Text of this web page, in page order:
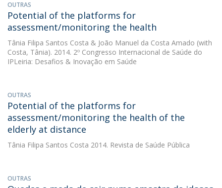
OUTRAS
Potential of the platforms for
assessment/monitoring the health
Tânia Filipa Santos Costa & João Manuel da Costa Amado (with
Costa, Tânia). 2014. 2º Congresso Internacional de Saúde do
IPLeiria: Desafios & Inovação em Saúde
OUTRAS
Potential of the platforms for
assessment/monitoring the health of the
elderly at distance
Tânia Filipa Santos Costa 2014. Revista de Saúde Pública
OUTRAS